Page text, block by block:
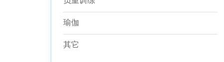
瑜伽
其它